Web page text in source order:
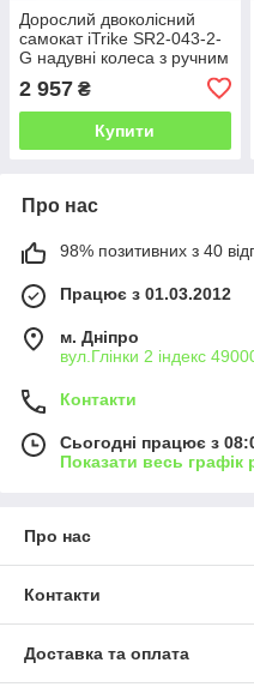
Дорослий двоколісний
самокат iTrike SR2-043-2-
G надувні колеса з ручним
2 957 ₴
Купити
Про нас
98% позитивних з 40
Працює з 01.03.2012
м. Дніпро
вул.Глінки 2 індекс
Контакти
Сьогодні працює з
Показати весь графік
Про нас
Контакти
Доставка та оплата